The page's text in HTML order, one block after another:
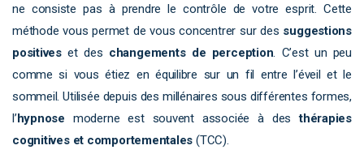
ne consiste pas à prendre le contrôle de votre esprit. Cette
méthode vous permet de vous concentrer sur des suggestions
positiveset des changements de perception. C’est un peu
comme si vous étiez en équilibre sur un fil entre l’éveil et le
sommeil. Utilisée depuis des millénaires sous différentes formes,
l’hypnose moderne est souvent associée à desthérapies
cognitives et comportementales (TCC).